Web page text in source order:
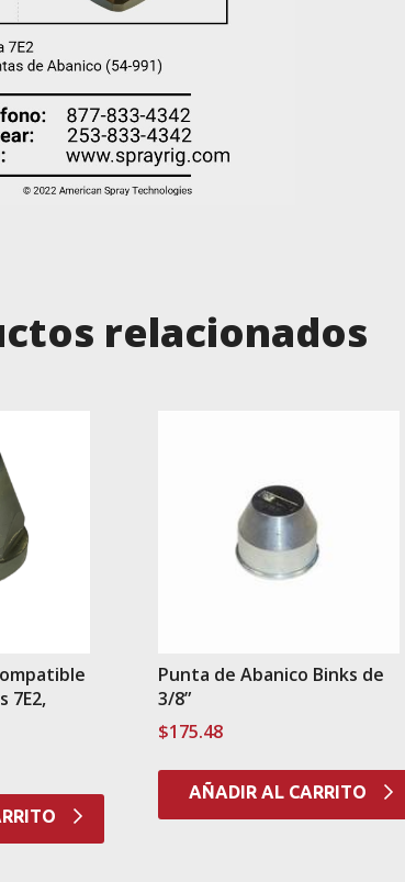
relacionados
7E2,
Punta de Abanico Binks de
3/8”
$175.48
AÑADIR AL CARRITO